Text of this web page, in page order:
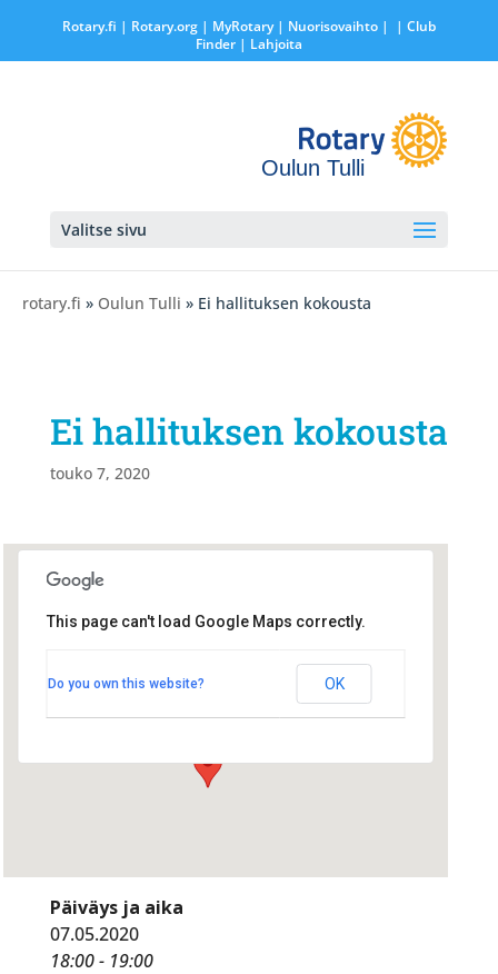
Rotary.fi | Rotary.org| MyRotary | Nuorisovaihto|
| Club
Finder| Lahjoita
Oulun Tulli
Valitse sivu
rotary.fi » Oulun Tulli » Ei hallituksen kokousta
Ei hallituksen kokousta
touko 7, 2020
Valkea/Ravintola Rosson
Isokatu 24 - Oulu
This page can't load Google Maps correctly.
Do you own this website? OK
Päiväys ja aika
07.05.2020
18:00 - 19:00